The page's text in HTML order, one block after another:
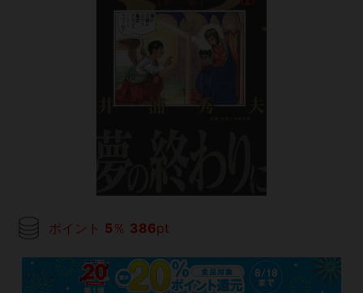
ポイント 5 ％ 386pt